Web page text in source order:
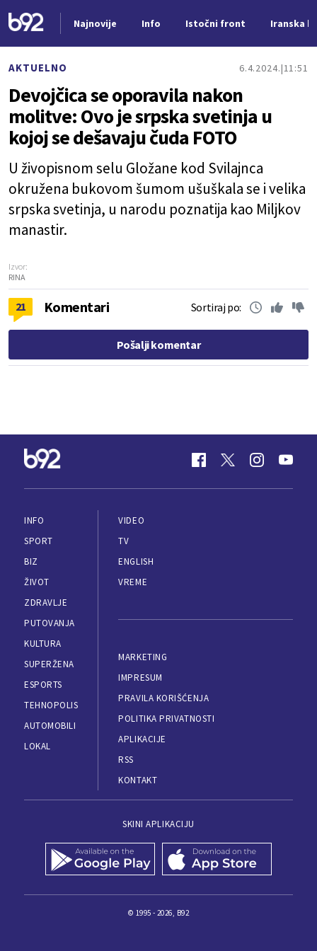
Najnovije Info Istočni front Iranska
AKTUELNO 6.4.2024. 11:51
Devojčica se oporavila nakon
molitve: Ovo je srpska svetinja u
kojoj se dešavaju čuda FOTO
U živopisnom selu Gložane kod Svilajnca
okružena bukovom šumom ušuškala se i velika
srpska svetinja, u narodu poznatija kao Miljkov
manastir.
Izvor:
RINA
21 Komentari Sortiraj po:
Pošalji komentar
INFO
SPORT
BIZ
ŽIVOT
ZDRAVLJE
PUTOVANJA
KULTURA
SUPERŽENA
ESPORTS
TEHNOPOLIS
AUTOMOBILI
LOKAL
VIDEO
TV
ENGLISH
VREME
MARKETING
IMPRESUM
PRAVILA KORIŠĆENJA
POLITIKA PRIVATNOSTI
APLIKACIJE
RSS
KONTAKT
SKINI APLIKACIJU
© 1995 - 2026, B92